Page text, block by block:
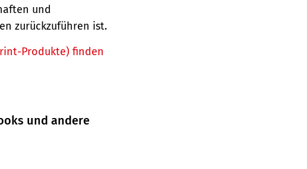
und
zurückzuführen ist.
Produkte) finden
und andere